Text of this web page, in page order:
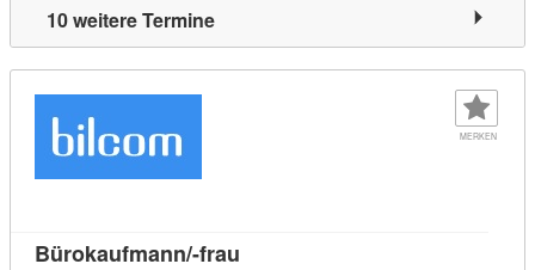
10 weitere Termine
MERKEN
Bürokaufmann/-frau